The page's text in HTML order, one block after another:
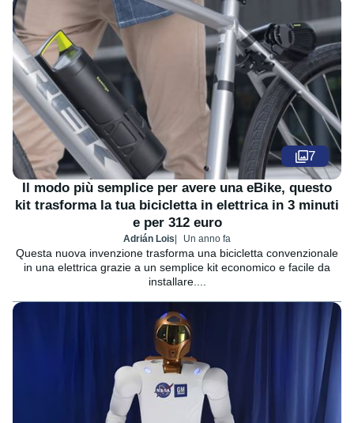
7
Il modo più semplice per avere una eBike, questo
kit trasforma la tua bicicletta in elettrica in 3 minuti
e per 312 euro
Adrián Lois Un anno fa
Questa nuova invenzione trasforma una bicicletta convenzionale
in una elettrica grazie a un semplice kit economico e facile da
installare....